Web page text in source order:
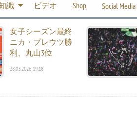
識 ビデオ Shop Social
女子シーズン最終
ニカ・プレウツ勝
利、丸山3位
28.03.2026 19:18